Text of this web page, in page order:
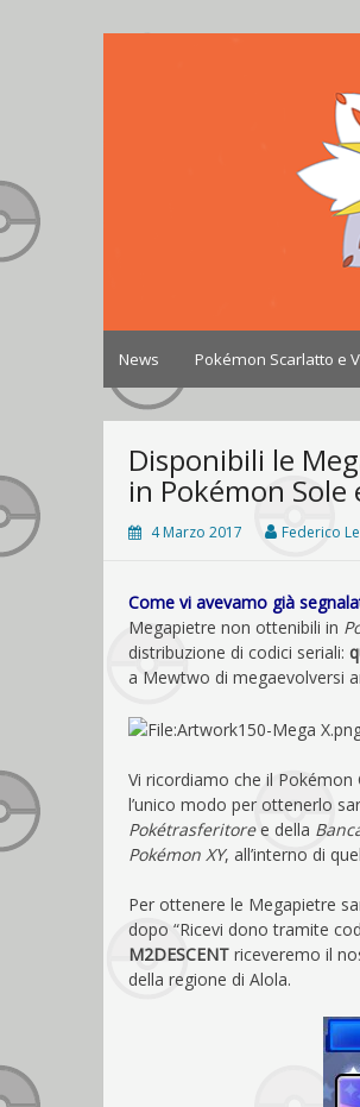
Le novità più frizzanti
News Pokémon Scarlatto e
Disponibili le
in Pokémon Sole
4 Marzo 2017 Federico
Come vi avevamo già
Megapietre non ottenibili in
distribuzione di codici seriali:
a Mewtwo di megaevolversi
Vi ricordiamo che il Pokémon
l’unico modo per ottenerlo
Pokétrasferitoree della
Pokémon XY, all’interno di
Per ottenere le Megapietre
dopo “Ricevi dono tramite
M2DESCENT riceveremo il
della regione di Alola.